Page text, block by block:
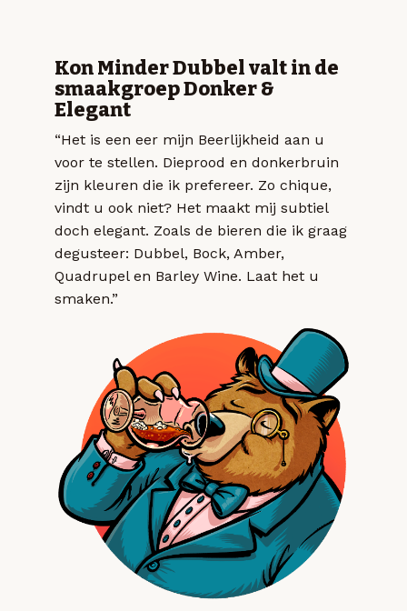
Kon Minder Dubbel valt in de
smaakgroep Donker &
Elegant
“Het is een eer mijn Beerlijkheid aan u
voor te stellen. Dieprood en donkerbruin
zijn kleuren die ik prefereer. Zo chique,
vindt u ook niet? Het maakt mij subtiel
doch elegant. Zoals de bieren die ik graag
degusteer: Dubbel, Bock, Amber,
Quadrupel en Barley Wine. Laat het u
smaken.”